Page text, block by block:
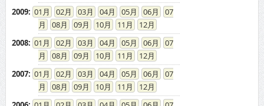
2009: 01 02 03 04 05 06
07
08
09 10 11
12
2008: 01 02 03 04 05 06
07
08
09 10 11
12
2007: 01 02 03 04 05 06
07
08
09 10 11
12